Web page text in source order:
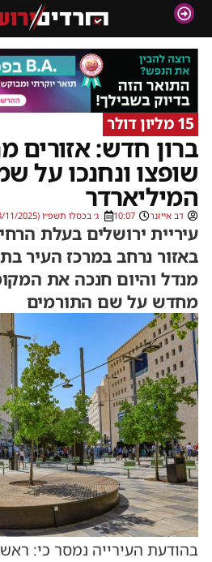
15 מליון דולר
ברון חדש: אזורים
שופצו ונחנכו על
המיליארדר
דב אייזנר 10:07 ג׳ בכסלו תשפ״ו (23/11/2025)
עיריית ירושלים בעלת
באזור נרחב במרכז העיר
מנדל והיום חנכה את
מחדש על שם התורמים
בהודעת העירייה נמסר כי: